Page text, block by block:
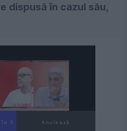
dispusă în cazul său,
în 4 Anulează